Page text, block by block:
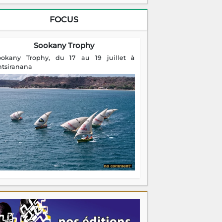
FOCUS
Sookany Trophy
Trophy, du 17 au 19 juillet à